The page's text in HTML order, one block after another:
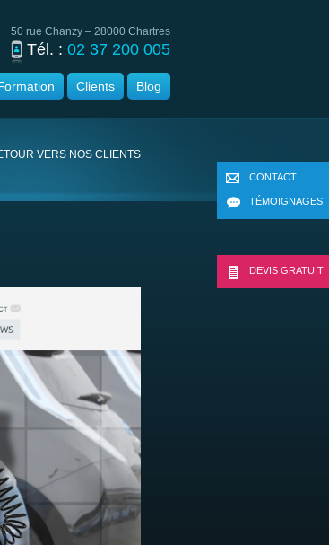
50 rue Chanzy – 28000 Chartres
Tél. : 02 37 200 005
Clients Blog
CONTACT
TÉMOIGNAGES
DEVIS GRATUIT
VERS NOS CLIENTS